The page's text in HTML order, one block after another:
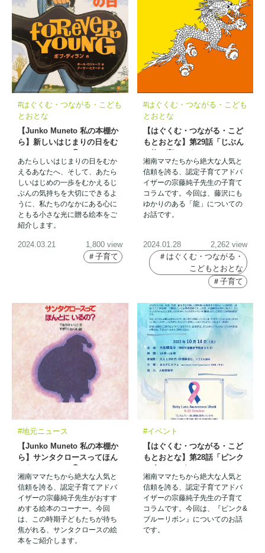
#はぐくむ・つながる・こども
とおとな
【Junko Muneto 私の本棚か
ら】新しいはじまりの日をむ
あたらしいはじまりの日をむか
えるあなたへ、そして、あたら
しいはじめの一歩をむかえるじ
ぶんの気持ちを大切にできるよ
うに、私たちのなかにある心に
ともる小さな光に贈る絵本をご
紹介します。
2024.03.21
1,800 view
＃子育て
#はぐくむ・つながる・こども
とおとな
【はぐくむ・つながる・こど
もとおとな】第29話「じぶん
湘南ママたちから絶大な人気と
信頼を誇る、認定子育てアドバ
イザーの宗藤純子先生の子育て
コラムです。今回は、藤沢にも
ゆかりのある「龍」についての
お話です。
2024.01.28
2,262 view
＃はぐくむ・つながる・
こどもとおとな
＃子育て
#地元ニュース
【Junko Muneto 私の本棚か
ら】サンタクロースってほん
とうにいるの？㉕
湘南ママたちから絶大な人気と
信頼を誇る、認定子育てアドバ
イザーの宗藤純子先生がおすす
めする絵本のコーナー。今回
は、この時期子どもたちが待ち
焦がれる、サンタクロースの絵
本をご紹介します。
#イベント
【はぐくむ・つながる・こど
もとおとな】第28話「ピンク
&ブルーリボン」～Baby
Loss Awareness Week～
湘南ママたちから絶大な人気と
信頼を誇る、認定子育てアドバ
イザーの宗藤純子先生の子育て
コラムです。今回は、『ピンク&
ブルーリボン』についてのお話
です。